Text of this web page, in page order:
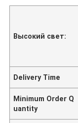
Высокий свет:
Delivery Time
Minimum Order Q
uantity